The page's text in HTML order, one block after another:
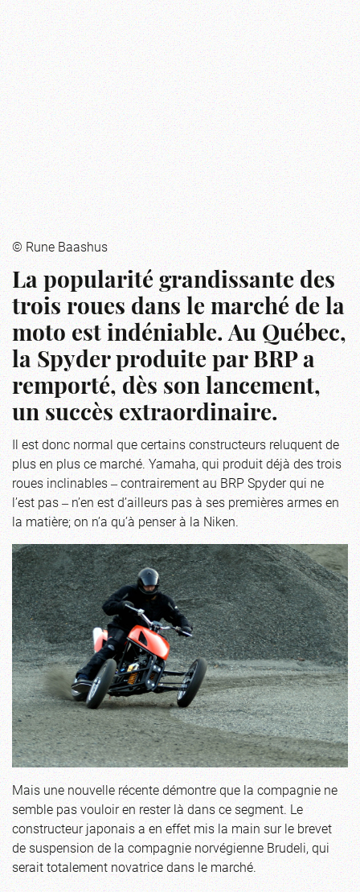
© Rune Baashus
La popularité grandissante des
trois roues dans le marché de la
moto est indéniable. Au Québec,
la Spyder produite par BRP a
remporté, dès son lancement,
un succès extraordinaire.
Il est donc normal que certains constructeurs reluquent de
plus en plus ce marché. Yamaha, qui produit déjà des trois
roues inclinables ‒ contrairement au BRP Spyder qui ne
l’est pas ‒ n’en est d’ailleurs pas à ses premières armes en
la matière; on n’a qu’à penser à la Niken.
Mais une nouvelle récente démontre que la compagnie ne
semble pas vouloir en rester là dans ce segment. Le
constructeur japonais a en effet mis la main sur le brevet
de suspension de la compagnie norvégienne Brudeli, qui
serait totalement novatrice dans le marché.